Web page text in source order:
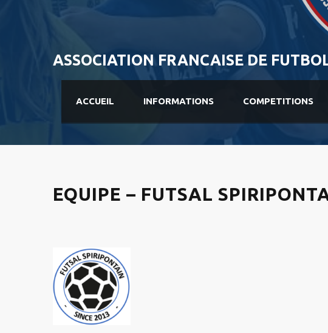
ASSOCIATION FRANCAISE DE
ACCUEIL INFORMATIONS COMPETITIONS
EQUIPE – FUTSAL